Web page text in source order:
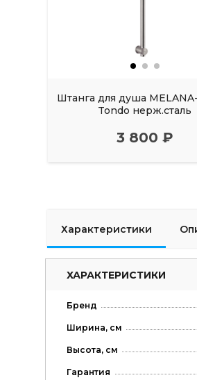
Штанга для душа
Tondo нерж.сталь
3 800 ₽
Характеристики
ХАРАКТЕРИСТИКИ
Бренд
Ширина, см
Высота, см
Гарантия